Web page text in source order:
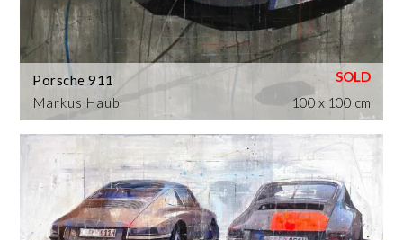
Markus Haub
Porsche 911
100 x 100 cm